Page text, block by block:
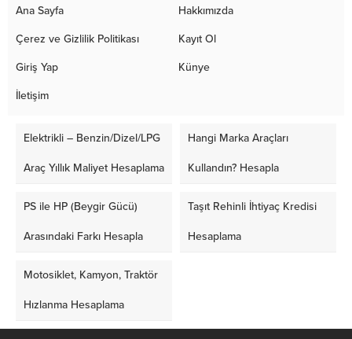
Ana Sayfa Hakkımızda
Çerez ve Gizlilik Politikası Kayıt Ol
Giriş Yap Künye
İletişim
Elektrikli – Benzin/Dizel/LPG
Araç Yıllık Maliyet Hesaplama
Hangi Marka Araçları
Kullandın? Hesapla
PS ile HP (Beygir Gücü)
Arasındaki Farkı Hesapla
Taşıt Rehinli İhtiyaç Kredisi
Hesaplama
Motosiklet, Kamyon, Traktör
Hızlanma Hesaplama